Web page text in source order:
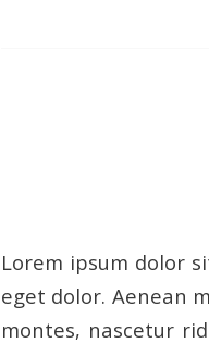
Lorem ipsum dolor
eget dolor. Aenean
montes, nascetur